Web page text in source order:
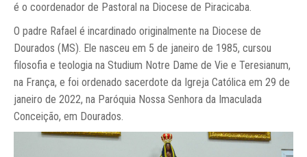
é o coordenador de Pastoral na Diocese de Piracicaba.
O padre Rafael é incardinado originalmente na Diocese de
Dourados (MS). Ele nasceu em 5 de janeiro de 1985, cursou
filosofia e teologia na Studium Notre Dame de Vie e Teresianum,
na França, e foi ordenado sacerdote da Igreja Católica em 29 de
janeiro de 2022, na Paróquia Nossa Senhora da Imaculada
Conceição, em Dourados.